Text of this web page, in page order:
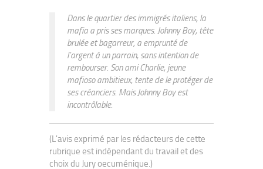
Dans le quartier des immigrés italiens, la
mafia a pris ses marques. Johnny Boy, tête
brulée et bagarreur, a emprunté de
l’argent à un parrain, sans intention de
rembourser. Son ami Charlie, jeune
mafioso ambitieux, tente de le protéger de
ses créanciers. Mais Johnny Boy est
incontrôlable.
(L'avis exprimé par les rédacteurs de cette
rubrique est indépendant du travail et des
choix du Jury oecuménique.)